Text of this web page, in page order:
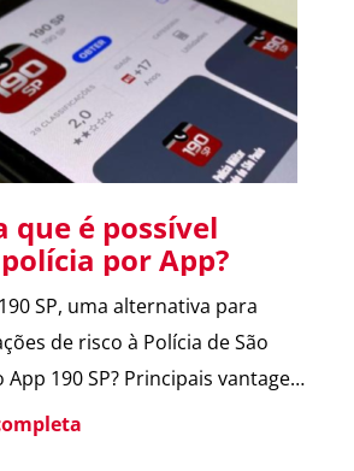
Um armário inteligente,
[…]
que é possível
por App?
SP, uma alternativa para
de risco à Polícia de São
App 190 SP? Principais vantagens
a população Situações de uso